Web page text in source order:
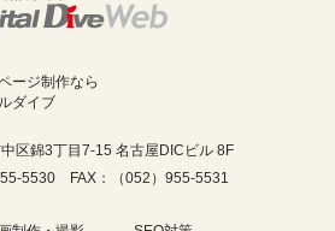
ージ制作なら
ダイブ
区錦3丁目7-15 名古屋DICビル 8F
5530 FAX：（052）955-5531